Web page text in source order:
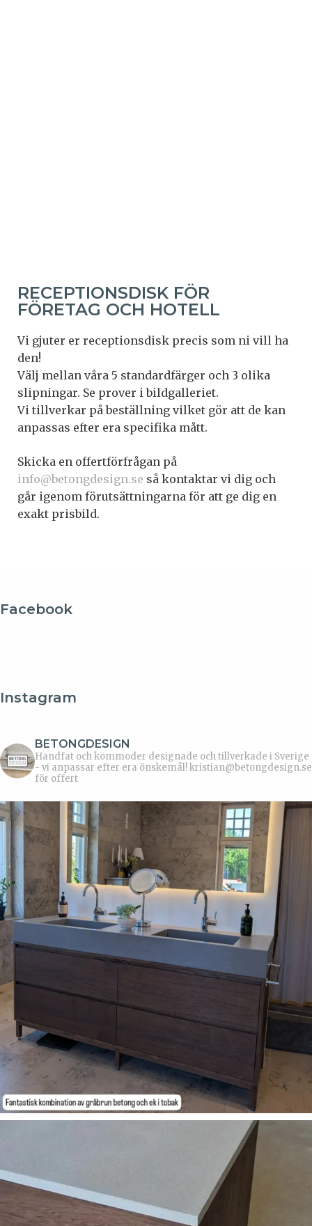
RECEPTIONSDISK FÖR
FÖRETAG OCH HOTELL
Vi gjuter er receptionsdisk precis som ni vill ha
den!
Välj mellan våra 5 standardfärger och 3 olika
slipningar. Se prover i bildgalleriet.
Vi tillverkar på beställning vilket gör att de kan
anpassas efter era specifika mått.
Skicka en offertförfrågan på
info@betongdesign.se så kontaktar vi dig och
går igenom förutsättningarna för att ge dig en
exakt prisbild.
Facebook
Instagram
BETONGDESIGN
Handfat och kommoder designade och tillverkade i Sverige
- vi anpassar efter era önskemål!kristian@betongdesign.se
för offert